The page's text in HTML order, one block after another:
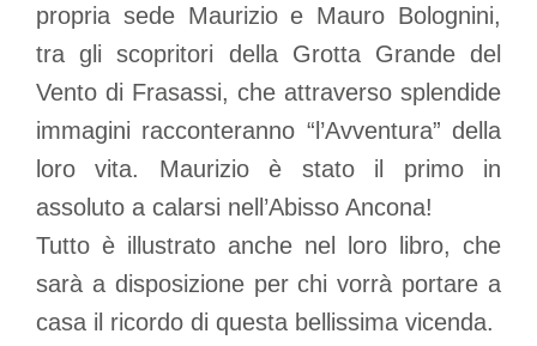
propria sede Maurizio e Mauro Bolognini,
tra gli scopritori della Grotta Grande del
Vento di Frasassi, che attraverso splendide
immagini racconteranno “l’Avventura” della
loro vita. Maurizio è stato il primo in
assoluto a calarsi nell’Abisso Ancona!
Tutto è illustrato anche nel loro libro, che
sarà a disposizione per chi vorrà portare a
casa il ricordo di questa bellissima vicenda.